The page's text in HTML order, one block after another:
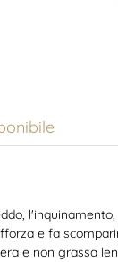
e fa
e non grassa